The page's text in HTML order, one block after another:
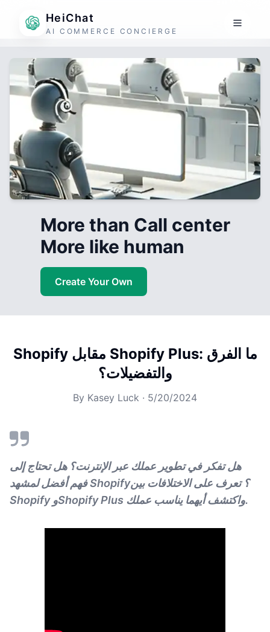
HeiChat
AI COMMERCE CONCIERGE
More than Call center
More like human
Create Your Own
Shopify مقابل Shopify Plus: ما الفرق
والتفضيلات؟
By Kasey Luck · 5/20/2024
هل تفكر في تطوير عملك عبر الإنترنت؟ هل تحتاج إلى
فهم أفضل لمشهد Shopify؟ تعرف على الاختلافات بين
Shopify وShopify Plus واكتشف أيهما يناسب عملك.